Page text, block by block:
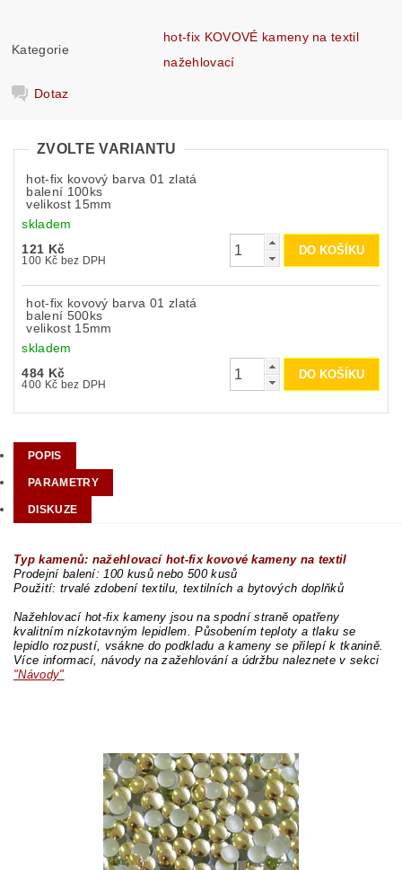
Kategorie
hot-fix KOVOVÉ kameny na textil
nažehlovací
Dotaz
ZVOLTE VARIANTU
hot-fix kovový barva 01 zlatá
balení 100ks
velikost 15mm
skladem
121 Kč
100 Kč bez DPH
hot-fix kovový barva 01 zlatá
balení 500ks
velikost 15mm
skladem
484 Kč
400 Kč bez DPH
POPIS
PARAMETRY
DISKUZE
Typ kamenů: nažehlovací hot-fix kovové kameny na textil
Prodejní balení: 100 kusů nebo 500 kusů
Použití: trvalé zdobení textilu, textilních a bytových doplňků
Nažehlovací hot-fix kameny jsou na spodní straně opatřeny
kvalitním nízkotavným lepidlem. Působením teploty a tlaku se
lepidlo rozpustí, vsákne do podkladu a kameny se přilepí k tkanině.
Více informací, návody na zažehlování a údržbu naleznete v sekci
"Návody"